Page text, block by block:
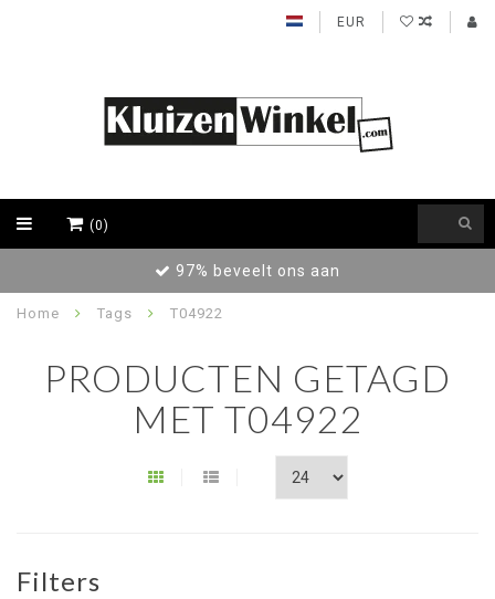
EUR
(0)
97% beveelt ons aan
Home Tags T04922
PRODUCTEN GETAGD
MET T04922
Filters